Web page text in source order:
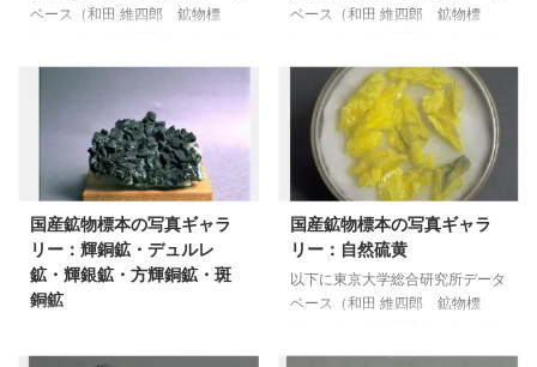
像の保存ができます。 地理院地
標本 和田維四郎 東京大学出版
ベース（和田 維四郎 鉱物標
さい 総合研究所データベース
（和田 維四郎 鉱物標本） 黄銅
鉱 秋田県山本郡藤里町 太良鉱
山 黄銅鉱 秋田県鹿角郡尾去沢
町 尾去沢鉱山 黄銅鉱 秋田県仙
北郡協和町 荒川鉱山 黄銅鉱
秋田県北秋田郡阿仁町 阿仁鉱山
黄銅鉱 新潟県佐渡郡相川町 佐
渡鉱山 黄銅鉱 新潟県東蒲原郡
ベース（和田 維四郎 鉱物標
されていますので是非ご一読くだ
さい 総合研究所データベース
（和田 維四郎 鉱物標本） 閃亜
鉛鉱 秋田県山本郡藤里町 太良
鉱山 閃亜鉛鉱 秋田県鹿角郡尾去
沢町 尾去沢鉱山 閃亜鉛鉱 秋田
県北秋田郡阿仁町 阿仁鉱山 閃
亜鉛鉱 秋田県北秋田郡阿仁町
阿仁鉱山萱草 閃亜鉛鉱 新潟
県西蒲原郡岩室村 間瀬鉱山
国産鉱物標本の写真ギャラ
リー：輝銅鉱・デュルレ
鉱・輝銀鉱・方輝銅鉱・斑
銅鉱
ベース（和田 維四郎 鉱物標
国産鉱物標本の写真ギャラ
リー：自然硫黄
以下に東京大学総合研究所データ
ベース（和田 維四郎 鉱物標